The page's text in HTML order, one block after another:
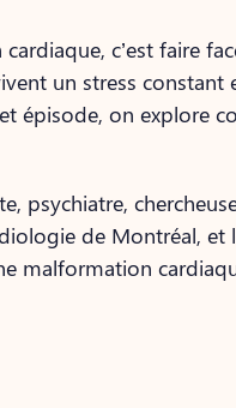
c’est faire
un stress
épisode, on explore
psychiatre,
de Montréal, et
malformation